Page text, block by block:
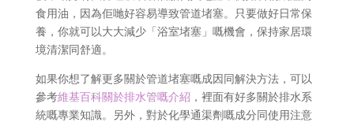
食用油，因為佢哋好容易導致管道堵塞。只要做好日常保
養，你就可以大大減少「浴室堵塞」嘅機會，保持家居環
境清潔同舒適。
如果你想了解更多關於管道堵塞嘅成因同解決方法，可以
參考維基百科關於排水管嘅介紹 ，裡面有好多關於排水系
統嘅專業知識。另外，對於化學通渠劑嘅成分同使用注意